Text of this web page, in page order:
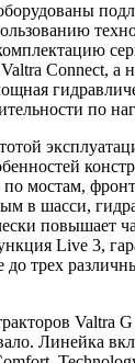
Connect, а
по
по мостам,
в шас­си,
повы­ша­ет
Live 3,
до трех
Valtra
Линей­ка